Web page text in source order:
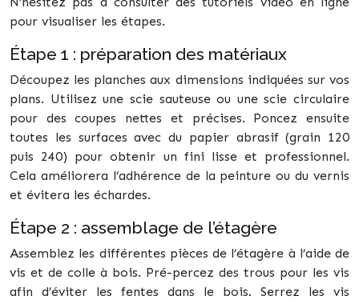
pour visualiser les étapes.
Étape 1 : préparation des matériaux
Découpez les planches aux dimensions indiquées sur vos
plans. Utilisez une scie sauteuse ou une scie circulaire
pour des coupes nettes et précises. Poncez ensuite
toutes les surfaces avec du papier abrasif (grain 120
puis 240) pour obtenir un fini lisse et professionnel.
Cela améliorera l’adhérence de la peinture ou du vernis
et évitera les échardes.
Étape 2 : assemblage de l’étagère
Assemblez les différentes pièces de l’étagère à l’aide de
vis et de colle à bois. Pré-percez des trous pour les vis
afin d’éviter les fentes dans le bois. Serrez les vis